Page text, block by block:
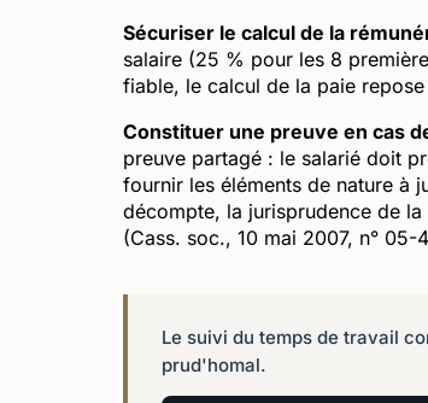
Sécuriser le calcul de la
salaire (25 % pour les 8
fiable, le calcul de la paie
Constituer une preuve en cas
preuve partagé : le salarié doit
fournir les éléments de nature à
décompte, la jurisprudence de
(Cass. soc., 10 mai 2007, n° 05-
Le suivi du temps de travail
prud'homal.